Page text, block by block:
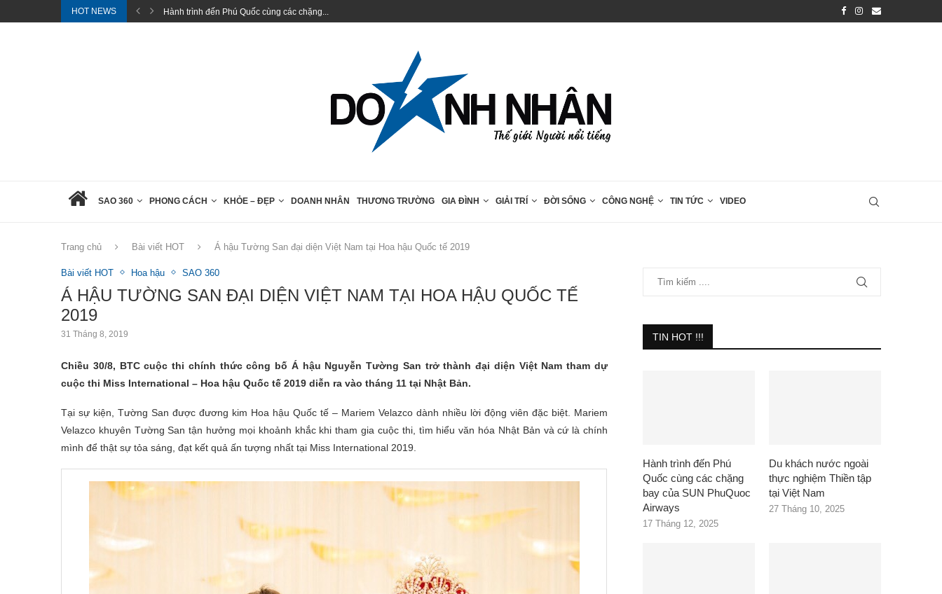
HOT NEWS Pickleball – bộ môn thể thao mới mẻ... Hàng ngàn trái tim hội ngộ tại “Giải...
SAO 360 PHONG CÁCH KHỎE – ĐẸP DOANH NHÂN THƯƠNG TRƯỜNG GIA ĐÌNH GIẢI TRÍ ĐỜI SỐNG CÔNG NGHỆ TIN TỨC VIDEO
Trang chủ Bài viết HOT Á hậu Tường San đại diện Việt Nam tại Hoa hậu Quốc tế 2019
Bài viết HOT Hoa hậu SAO 360
Á HẬU TƯỜNG SAN ĐẠI DIỆN VIỆT NAM TẠI HOA HẬU QUỐC TẾ
2019
31 Tháng 8, 2019
Chiều 30/8, BTC cuộc thi chính thức công bố Á hậu Nguyễn Tường San trở thành đại diện Việt Nam tham dự
cuộc thi Miss International – Hoa hậu Quốc tế 2019 diễn ra vào tháng 11 tại Nhật Bản.
Tại sự kiện, Tường San được đương kim Hoa hậu Quốc tế – Mariem Velazco dành nhiều lời động viên đặc biệt. Mariem
Velazco khuyên Tường San tận hưởng mọi khoảnh khắc khi tham gia cuộc thi, tìm hiểu văn hóa Nhật Bản và cứ là chính
mình để thật sự tỏa sáng, đạt kết quả ấn tượng nhất tại Miss International 2019.
TIN HOT !!!
Hành trình đến Phú
Quốc cùng các chặng
bay của SUN PhuQuoc
Airways
17 Tháng 12, 2025
Du khách nước ngoài
thực nghiệm Thiền tập
tại Việt Nam
27 Tháng 10, 2025